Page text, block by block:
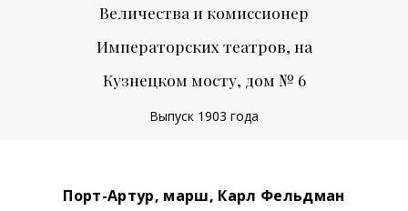
Величества и комиссионер
Императорских театров, на
Кузнецком мосту, дом № 6
Выпуск 1903 года
Порт-Артур, марш, Карл Фельдман